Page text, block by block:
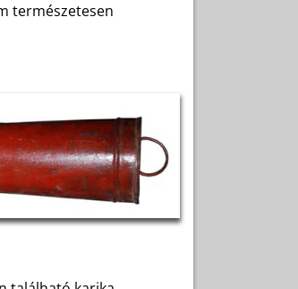
természetesen